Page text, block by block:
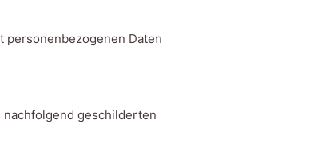
personenbezogenen Daten
nachfolgend geschilderten